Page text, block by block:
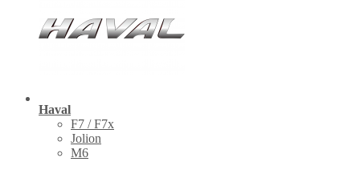
Haval
F7 / F7x
Jolion
M6